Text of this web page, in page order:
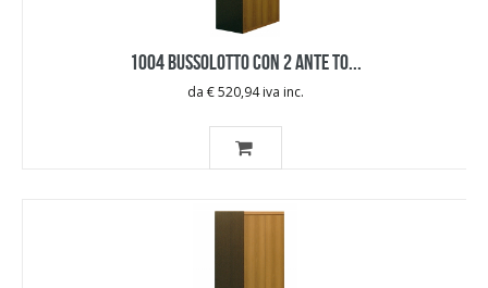
1004 BUSSOLOTTO CON 2 ANTE TO...
da € 520,94 iva inc.